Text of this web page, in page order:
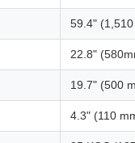
59.4"
22.8"
19.7" (500
4.3" (110